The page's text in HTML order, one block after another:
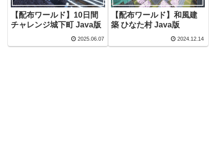
【配布ワールド】10日間
チャレンジ城下町 Java版
2025.06.07
【配布ワールド】和風建
築 ひなた村 Java版
2024.12.14